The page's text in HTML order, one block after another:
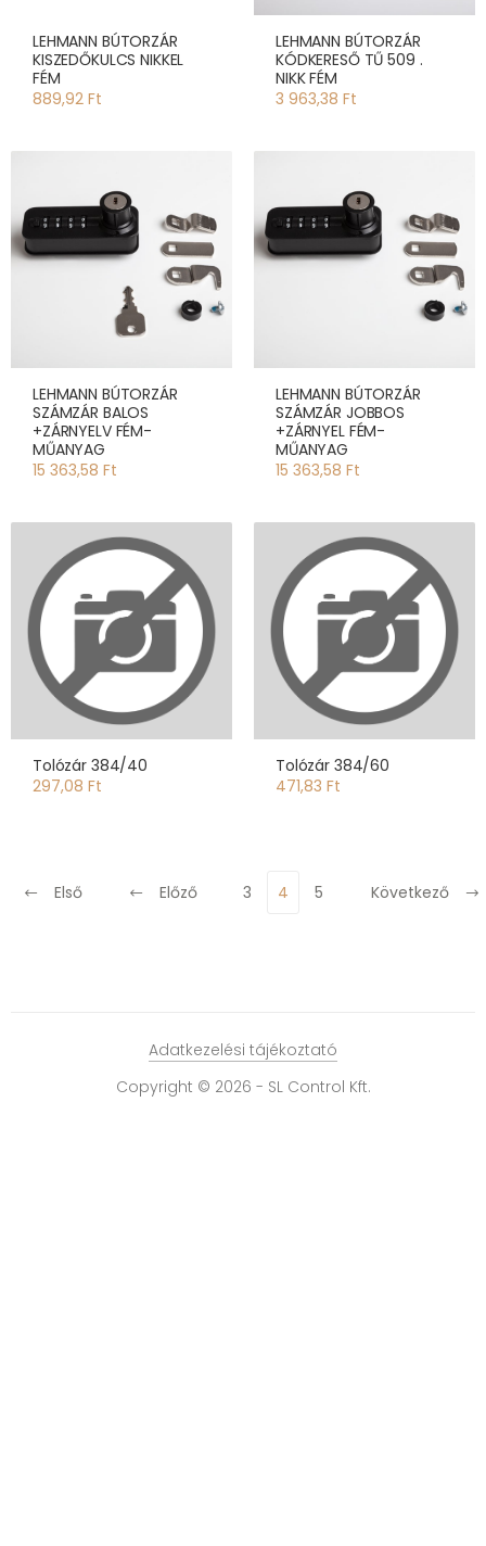
LEHMANN BÚTORZÁR
KISZEDŐKULCS NIKKEL
FÉM
889,92 Ft
LEHMANN BÚTORZÁR
KÓDKERESŐ TŰ 509 .
NIKK FÉM
3 963,38 Ft
LEHMANN BÚTORZÁR
SZÁMZÁR BALOS
+ZÁRNYELV FÉM-
MŰANYAG
15 363,58 Ft
LEHMANN BÚTORZÁR
SZÁMZÁR JOBBOS
+ZÁRNYEL FÉM-
MŰANYAG
15 363,58 Ft
Tolózár 384/40
297,08 Ft
Tolózár 384/60
471,83 Ft
Első Előző 3 4 5 Következő
Copyright © 2026 - SL Control Kft.
Adatkezelési tájékoztató